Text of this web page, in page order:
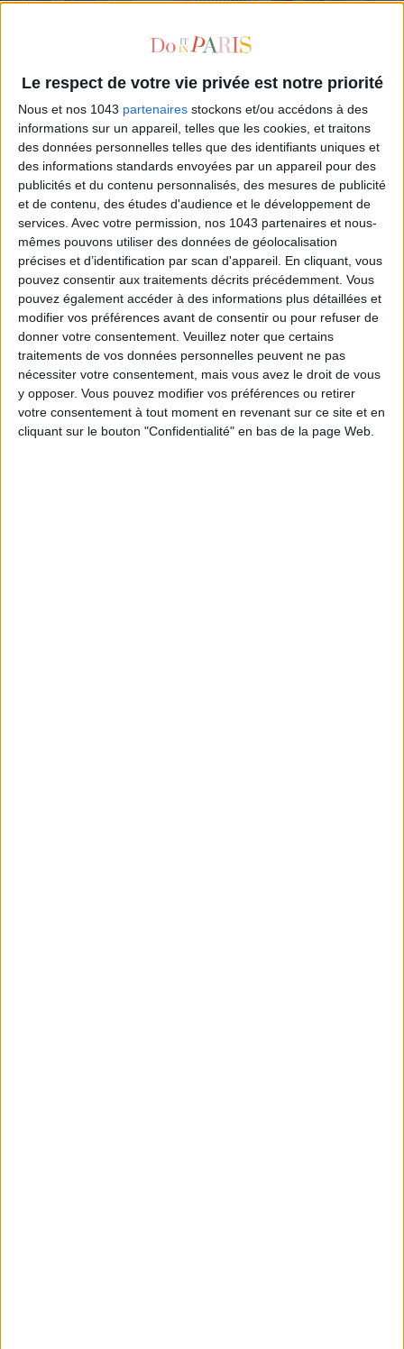
Le respect de votre vie privée est notre priorité
Nous et nos 1043 partenaires stockons et/ou accédons à des
informations sur un appareil, telles que les cookies, et traitons
des données personnelles telles que des identifiants uniques et
des informations standards envoyées par un appareil pour des
publicités et du contenu personnalisés, des mesures de publicité
et de contenu, des études d'audience et le développement de
services. Avec votre permission, nos 1043 partenaires et nous-
mêmes pouvons utiliser des données de géolocalisation
précises et d’identification par scan d'appareil. En cliquant, vous
pouvez consentir aux traitements décrits précédemment. Vous
pouvez également accéder à des informations plus détaillées et
modifier vos préférences avant de consentir ou pour refuser de
donner votre consentement. Veuillez noter que certains
traitements de vos données personnelles peuvent ne pas
nécessiter votre consentement, mais vous avez le droit de vous
y opposer. Vous pouvez modifier vos préférences ou retirer
votre consentement à tout moment en revenant sur ce site et en
cliquant sur le bouton "Confidentialité" en bas de la page Web.
THE MOST STYLISH LUGGAGE FOR TRAVELING IN STYLE
ÉLYSÉE - ÉTOILE: CHIC ADDRESSES TO REMEMBER